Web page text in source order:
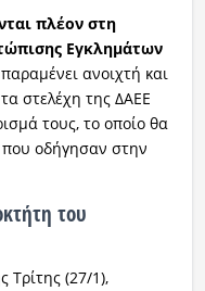
πλέον στη
Εγκλημάτων
ανοιχτή και
στελέχη της ΔΑΕΕ
τους, το οποίο θα
που οδήγησαν στην
του
Τρίτης (27/1),